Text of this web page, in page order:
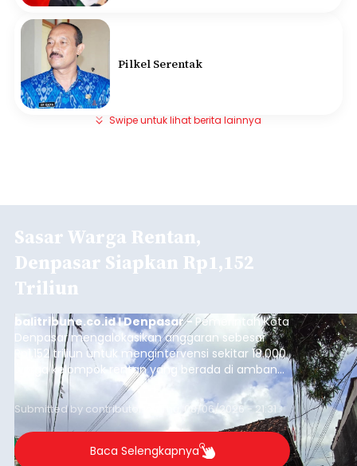
Pilkel Serentak
Swipe untuk lihat berita lainnya
Sasar Warga Rentan,
Denpasar Siapkan Rp1,152
Triliun
balitribune.co.id I Denpasar - Pemerintah Kota
Denpasar mengalokasikan anggaran sebesar
Rp1,152 triliun untuk mengintervensi sekitar 18.000
warga kelompok rentan yang berada di ambang
garis kemiskinan. Langkah strategis ini diambil
guna menjaga masyarakat yang berada pada
kelompok desil 5 dan 6 tersebut agar tidak
merosot ke kategori miskin.
Submitted by contributor Thu, 08/06/2026 - 21:31
Baca Selengkapnya